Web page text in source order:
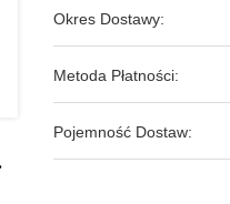
Okres Dostawy:
Metoda Płatności:
Pojemność Dostaw: